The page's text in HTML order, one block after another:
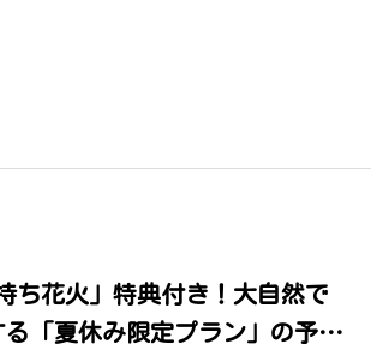
ち花火」特典付き！大自然で
る「夏休み限定プラン」の予約